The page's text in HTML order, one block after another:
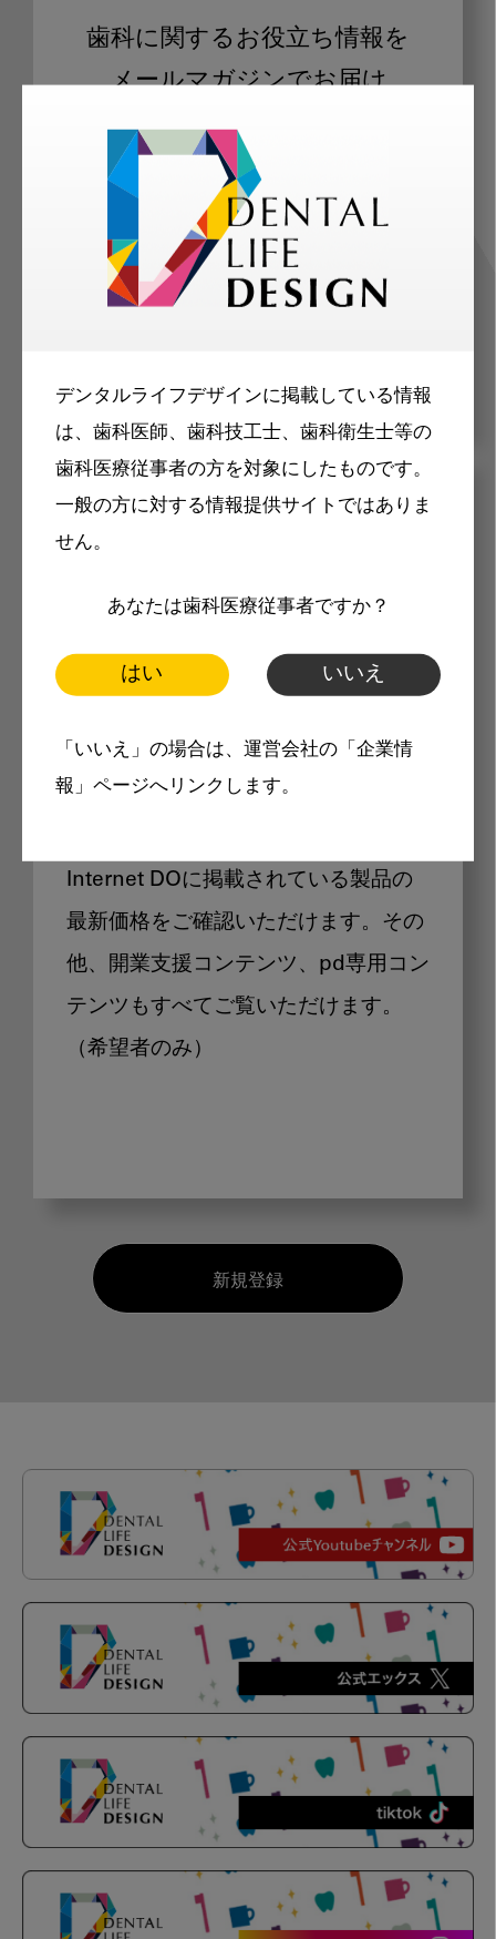
デンタルライフデザインに掲載している情報
は、歯科医師、歯科技工士、歯科衛生士等の
歯科医療従事者の方を対象にしたものです。
一般の方に対する情報提供サイトではありま
せん。
あなたは歯科医療従事者ですか？
はい いいえ
「いいえ」の場合は、運営会社の「企業情
報」ページへリンクします。
歯科に関するお役立ち情報を
メールマガジンでお届け
ご登録いただいた職種（歯科医師、歯
科衛生士、歯科技工士）に合わせた内
容のメールマガジンをお届けします。
メリット
製品価格も閲覧可能
Internet DOに掲載されている製品の
最新価格をご確認いただけます。その
他、開業支援コンテンツ、pd専用コン
テンツもすべてご覧いただけます。
（希望者のみ）
新規登録